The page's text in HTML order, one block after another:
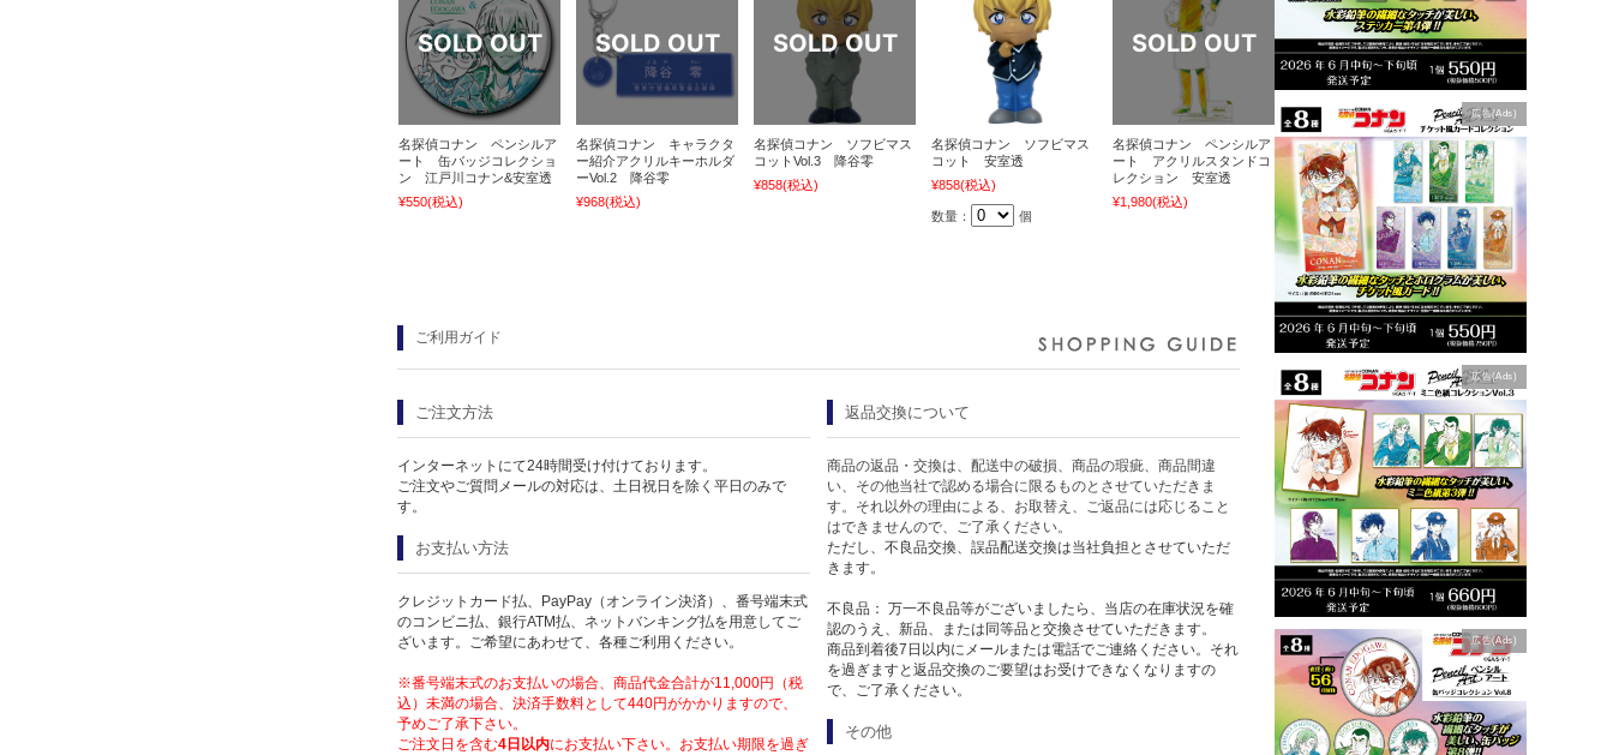
広告(Ads)
広告(Ads)
広告(Ads)
名探偵コナン ペンシルア
ート 缶バッジコレクショ
ン 江戸川コナン&安室透
¥550(税込)
名探偵コナン キャラクタ
ー紹介アクリルキーホルダ
ーVol.2 降谷零
¥968(税込)
名探偵コナン ソフビマス
コットVol.3 降谷零
¥858(税込)
名探偵コナン ソフビマス
コット 安室透
¥858(税込)
数量： 個
名探偵コナン ペンシルア
ート アクリルスタンドコ
レクション 安室透
¥1,980(税込)
ご利用ガイド
ご注文方法
インターネットにて24時間受け付けております。
ご注文やご質問メールの対応は、土日祝日を除く平日のみで
す。
お支払い方法
クレジットカード払、PayPay（オンライン決済）、番号端末式
のコンビニ払、銀行ATM払、ネットバンキング払を用意してご
ざいます。ご希望にあわせて、各種ご利用ください。
※番号端末式のお支払いの場合、商品代金合計が11,000円（税
込）未満の場合、決済手数料として440円がかかりますので、
予めご了承下さい。
ご注文日を含む4日以内にお支払い下さい。お支払い期限を過ぎ
返品交換について
商品の返品・交換は、配送中の破損、商品の瑕疵、商品間違
い、その他当社で認める場合に限るものとさせていただきま
す。それ以外の理由による、お取替え、ご返品には応じること
はできませんので、ご了承ください。
ただし、不良品交換、誤品配送交換は当社負担とさせていただ
きます。
不良品： 万一不良品等がございましたら、当店の在庫状況を確
認のうえ、新品、または同等品と交換させていただきます。
商品到着後7日以内にメールまたは電話でご連絡ください。それ
を過ぎますと返品交換のご要望はお受けできなくなりますの
で、ご了承ください。
その他